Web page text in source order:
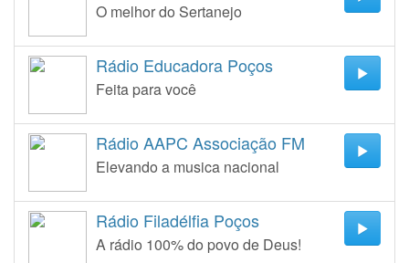
O melhor do Sertanejo
Rádio Educadora Poços
Feita para você
Rádio AAPC Associação FM
Elevando a musica nacional
Rádio Filadélfia Poços
A rádio 100% do povo de Deus!